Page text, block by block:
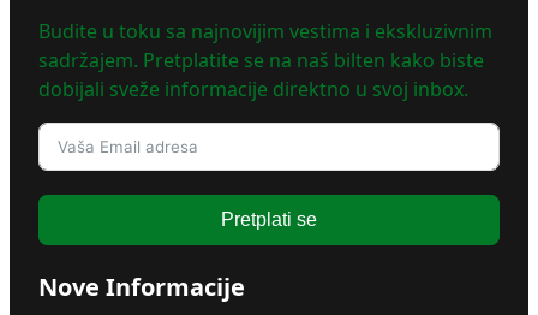
Budite u toku sa najnovijim vestima i ekskluzivnim
sadržajem. Pretplatite se na naš bilten kako biste
dobijali sveže informacije direktno u svoj inbox.
Pretplati se
Nove Informacije